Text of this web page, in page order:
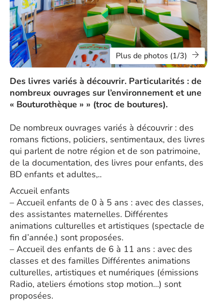
Plus de photos (1/3)
Des livres variés à découvrir. Particularités : de
nombreux ouvrages sur l’environnement et une
« Bouturothèque » » (troc de boutures).
De nombreux ouvrages variés à découvrir : des
romans fictions, policiers, sentimentaux, des livres
qui parlent de notre région et de son patrimoine,
de la documentation, des livres pour enfants, des
BD enfants et adultes,..
Accueil enfants
– Accueil enfants de 0 à 5 ans : avec des classes,
des assistantes maternelles. Différentes
animations culturelles et artistiques (spectacle de
fin d’année.) sont proposées.
– Accueil des enfants de 6 à 11 ans : avec des
classes et des familles Différentes animations
culturelles, artistiques et numériques (émissions
Radio, ateliers émotions stop motion…) sont
proposées.